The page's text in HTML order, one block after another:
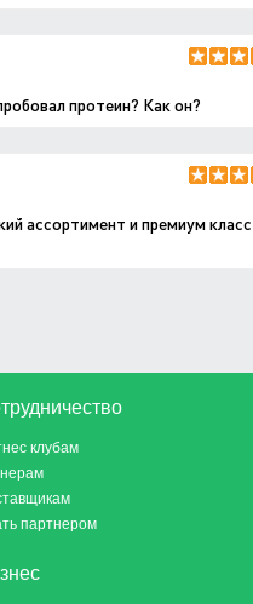
протеин? Как он?
ассортимент и премиум класс
клубам
партнером